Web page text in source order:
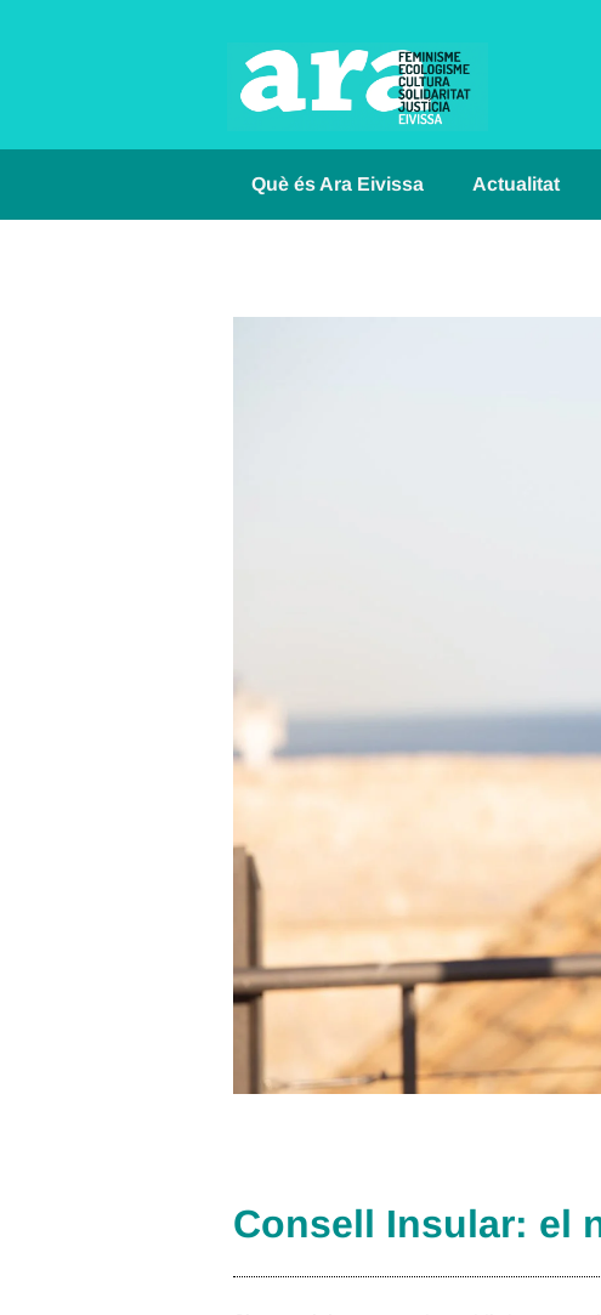
Què és Ara Eivissa Actualitat
Consell Insular: el